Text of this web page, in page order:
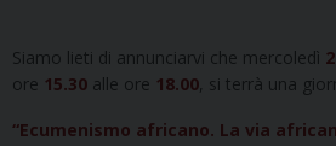
Siamo lieti di annunciarvi che mercoledì
ore 15.30 alle ore 18.00, si terrà una
“Ecumenismo africano. La via